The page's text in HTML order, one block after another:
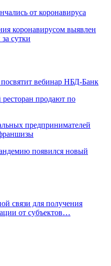
от коронавируса
коронавирусом выявлен
сутки
вебинар НБД-Банк
продают по
предпринимателей
появился новый
связи для получения
от субъектов…